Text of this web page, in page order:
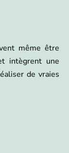
même être
intègrent une
de vraies